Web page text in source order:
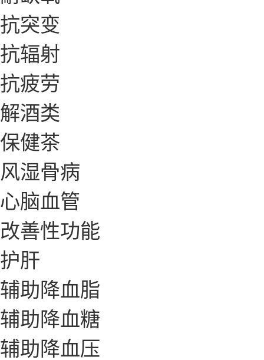
抗突变
抗辐射
抗疲劳
解酒类
保健茶
风湿骨病
心脑血管
改善性功能
护肝
辅助降血脂
辅助降血糖
辅助降血压